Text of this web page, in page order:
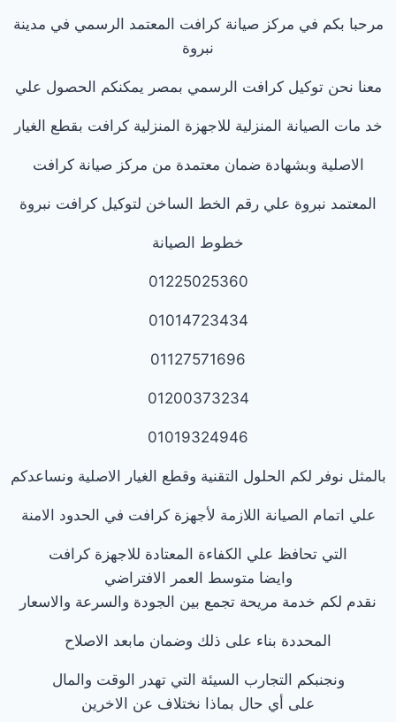
مرحبا بكم في مركز صيانة كرافت المعتمد الرسمي في مدينة
نبروة
معنا نحن توكيل كرافت الرسمي بمصر يمكنكم الحصول علي
خد مات الصيانة المنزلية للاجهزة المنزلية كرافت بقطع الغيار
الاصلية وبشهادة ضمان معتمدة من مركز صيانة كرافت
المعتمد نبروة علي رقم الخط الساخن لتوكيل كرافت نبروة
خطوط الصيانة
01225025360
01014723434
01127571696
01200373234
01019324946
بالمثل نوفر لكم الحلول التقنية وقطع الغيار الاصلية ونساعدكم
علي اتمام الصيانة اللازمة لأجهزة كرافت في الحدود الامنة
التي تحافظ علي الكفاءة المعتادة للاجهزة كرافت
وايضا متوسط العمر الافتراضي
نقدم لكم خدمة مريحة تجمع بين الجودة والسرعة والاسعار
المحددة بناء على ذلك وضمان مابعد الاصلاح
ونجنبكم التجارب السيئة التي تهدر الوقت والمال
على أي حال بماذا نختلاف عن الاخرين